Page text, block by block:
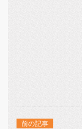
前の記事